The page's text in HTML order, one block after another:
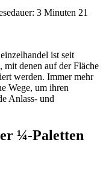
3 Minuten 21
ist seit
mit denen auf der Fläche
werden. Immer mehr
Wege, um ihren
Anlass- und
¼-Paletten